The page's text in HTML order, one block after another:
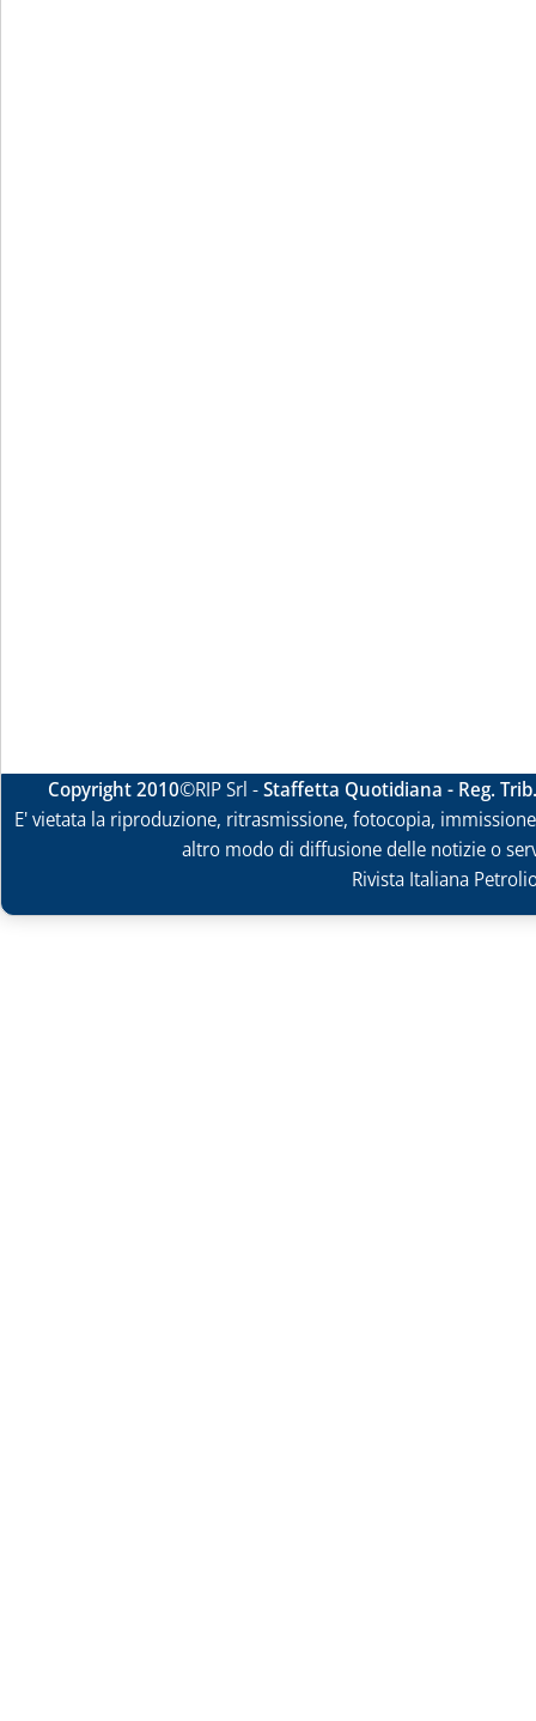
Copyright 2010©RIP Srl -Staffetta Quotidiana - Reg.
E' vietata la riproduzione, ritrasmissione, fotocopia,
altro modo di diffusione delle notizie o
Rivista Italiana